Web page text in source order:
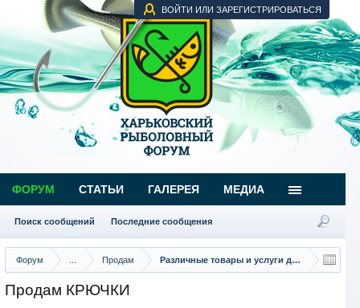
ВОЙТИ ИЛИ ЗАРЕГИСТРИРОВАТЬСЯ
Форум Продам Различные товары и услуги для рыбаков
Продам КРЮЧКИ
ФОРУМ
Поиск сообщений Последние сообщения
СТАТЬИ ГАЛЕРЕЯ МЕДИА